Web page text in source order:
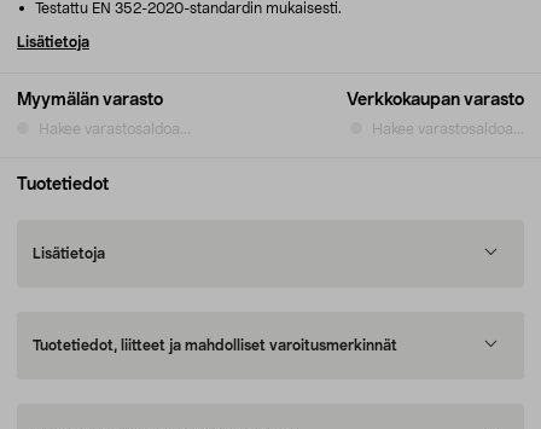
Myymälän varasto
Hakee varastosaldoa...
Verkkokaupan varasto
Hakee varastosaldoa...
Testattu EN 352-2020-standardin mukaisesti.
Lisätietoja
Tuotetiedot
Lisätietoja
Tuotetiedot, liitteet ja mahdolliset varoitusmerkinnät